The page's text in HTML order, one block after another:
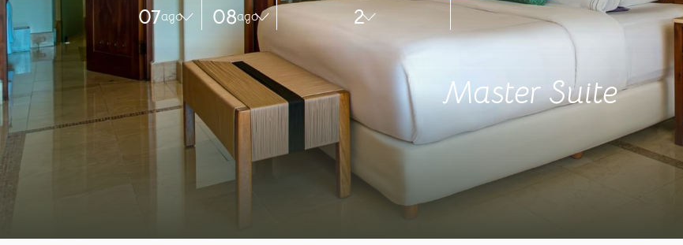
07ago 08ago 2
Master Suite